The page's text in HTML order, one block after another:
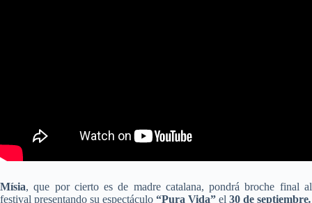
Mísia, que por cierto es de madre catalana, pondrá broche final al
festival presentando su espectáculo “Pura Vida” el 30 de septiembre.